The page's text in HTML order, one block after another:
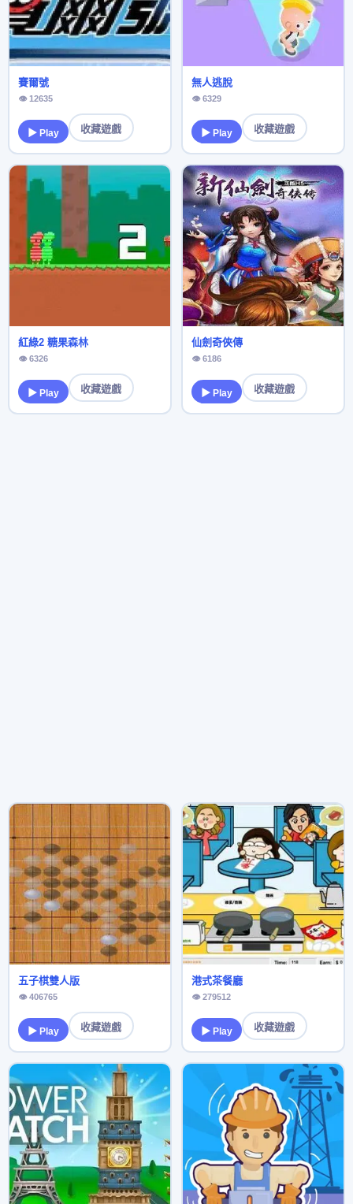
賽爾號
👁 12635
▶ Play 收藏遊戲
無人逃脫
👁 6329
▶ Play 收藏遊戲
紅綠2 糖果森林
👁 6326
▶ Play 收藏遊戲
仙劍奇俠傳
👁 6186
▶ Play 收藏遊戲
五子棋雙人版
👁 406765
▶ Play 收藏遊戲
港式茶餐廳
👁 279512
▶ Play 收藏遊戲